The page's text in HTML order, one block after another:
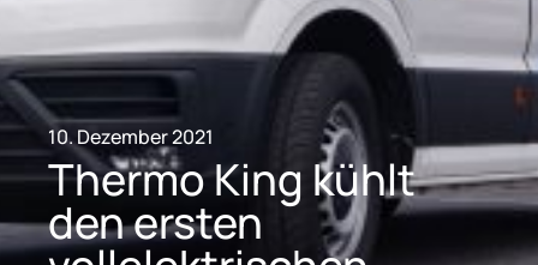
10. Dezember 2021
Thermo King kühlt
den ersten